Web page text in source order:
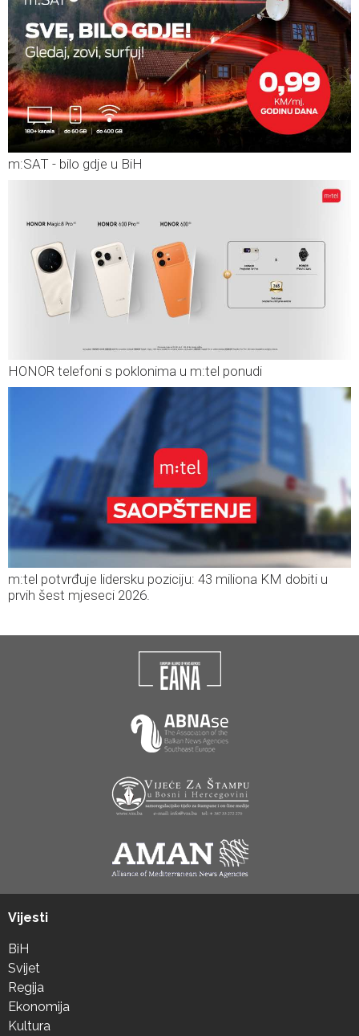
m:SAT - bilo gdje u BiH
HONOR telefoni s poklonima u m:tel ponudi
m:tel potvrđuje lidersku poziciju: 43 miliona KM dobiti u
prvih šest mjeseci 2026.
Vijesti
BiH
Svijet
Regija
Ekonomija
Kultura